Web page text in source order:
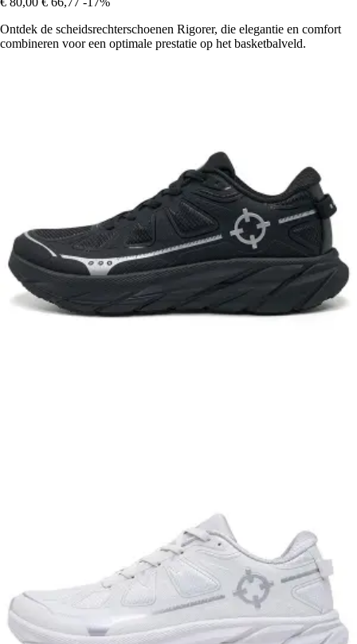
Ontdek de scheidsrechterschoenen Rigorer, die elegantie en comfort
combineren voor een optimale prestatie op het basketbalveld.